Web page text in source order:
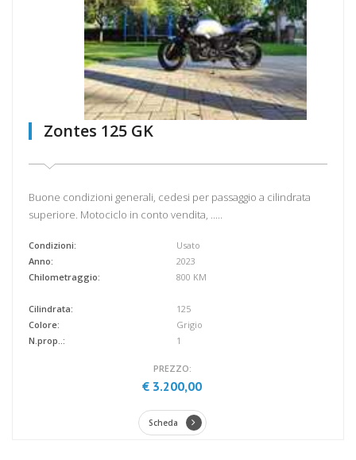
Zontes 125 GK
Buone condizioni generali, cedesi per passaggio a cilindrata
superiore. Motociclo in conto vendita, .....
Condizioni:
Anno:
Chilometraggio:
Usato
2023
800 KM
Cilindrata:
Colore:
N.prop..:
125
Grigio
1
PREZZO:
€ 3.200,00
Scheda